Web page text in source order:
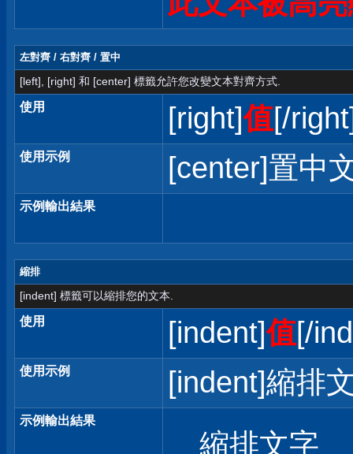
左對齊 / 右對齊 / 置中
[left], [right] 和 [center] 標籤允許您改變文本對齊方式.
使用 [right]值[/
使用示例 [center]置中
示例輸出結果
縮排
[indent] 標籤可以縮排您的文本.
使用 [indent]值[/
使用示例 [indent]縮排
示例輸出結果
縮排文字